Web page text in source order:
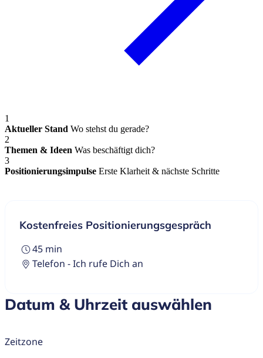
1
Aktueller Stand Wo stehst du gerade?
2
Themen & Ideen Was beschäftigt dich?
3
Positionierungsimpulse Erste Klarheit & nächste Schritte